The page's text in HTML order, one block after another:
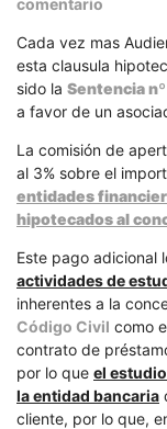
LA
DE
LA
DE
Cada vez mas
esta clausula
sido la Sentencia
a favor de un
La comisión de
al 3% sobre el
entidades
hipotecados al
Este pago adicional
actividades de
inherentes a la
Código Civil como
contrato de
por lo que el
la entidad bancaria
cliente, por lo que,